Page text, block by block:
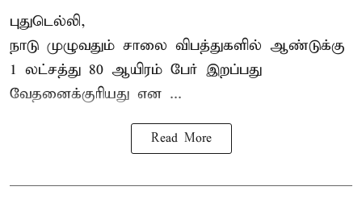
புதுடெல்லி,
நாடு முழுவதும் சாலை விபத்துகளில் ஆண்டுக்கு
1 லட்சத்து 80 ஆயிரம் பேர் இறப்பது
வேதனைக்குரியது என ...
Read More